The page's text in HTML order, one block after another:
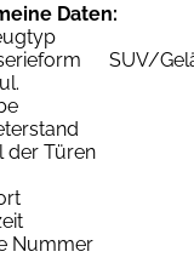
Daten:
SUV/
der Türen
Nummer